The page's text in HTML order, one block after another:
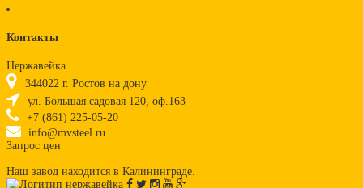
Контакты
Нержавейка
344022 г. Ростов на дону
ул. Большая садовая 120, оф.163
+7 (861) 225-05-20
info@mvsteel.ru
Запрос цен
Наш завод находится в Калининграде.